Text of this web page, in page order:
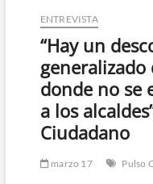
ENTREVISTA
“Hay un
generalizado
donde no se
a los
Ciudadano
marzo 17 Pulso